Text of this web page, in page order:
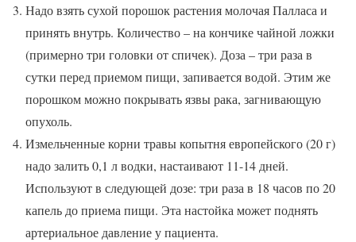
Надо взять сухой порошок растения молочая Палласа и
принять внутрь. Количество – на кончике чайной ложки
(примерно три головки от спичек). Доза – три раза в
сутки перед приемом пищи, запивается водой. Этим же
порошком можно покрывать язвы рака, загнивающую
опухоль.
Измельченные корни травы копытня европейского (20 г)
надо залить 0,1 л водки, настаивают 11-14 дней.
Используют в следующей дозе: три раза в 18 часов по 20
капель до приема пищи. Эта настойка может поднять
артериальное давление у пациента.